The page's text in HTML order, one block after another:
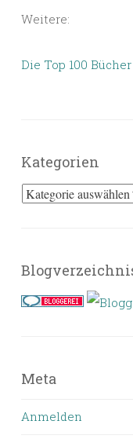
Weitere:
Die Top 100
Kategorien
Kategorien
Meta
Anmelden